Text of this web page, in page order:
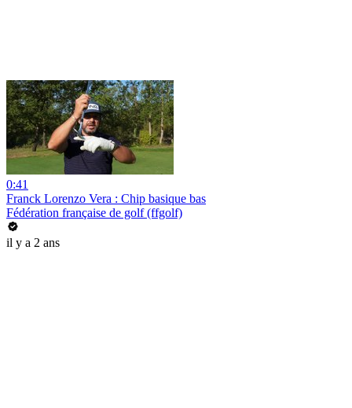
0:41
Franck Lorenzo Vera : Chip basique bas
Fédération française de golf (ffgolf)
il y a 2 ans